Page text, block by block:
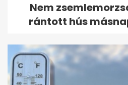
Nem
rántott hús